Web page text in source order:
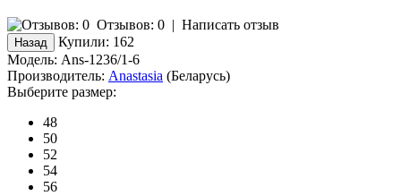
Отзывов: 0 | Написать отзыв
Купили: 162
Модель: Ans-1236/1-6
Производитель: Anastasia (Беларусь)
Выберите размер:
48
50
52
54
56